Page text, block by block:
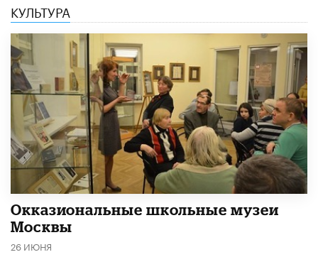
КУЛЬТУРА
​Окказиональные школьные музеи
Москвы
26 ИЮНЯ